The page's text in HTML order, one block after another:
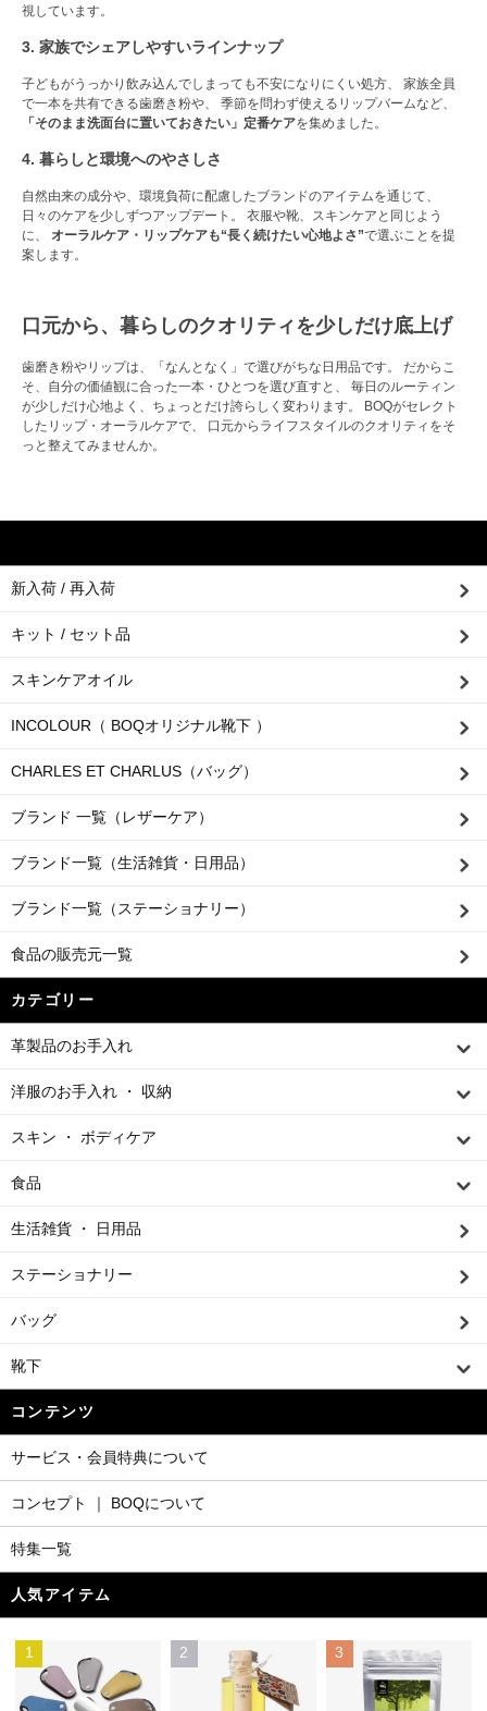
視しています。
3. 家族でシェアしやすいラインナップ
子どもがうっかり飲み込んでしまっても不安になりにくい処方、 家族全員
で一本を共有できる歯磨き粉や、 季節を問わず使えるリップバームなど、
「そのまま洗面台に置いておきたい」定番ケアを集めました。
4. 暮らしと環境へのやさしさ
自然由来の成分や、環境負荷に配慮したブランドのアイテムを通じて、
日々のケアを少しずつアップデート。 衣服や靴、スキンケアと同じよう
に、 オーラルケア・リップケアも“長く続けたい心地よさ”で選ぶことを提
案します。
口元から、暮らしのクオリティを少しだけ底上げ
歯磨き粉やリップは、「なんとなく」で選びがちな日用品です。 だからこ
そ、自分の価値観に合った一本・ひとつを選び直すと、 毎日のルーティン
が少しだけ心地よく、ちょっとだけ誇らしく変わります。 BOQがセレクト
したリップ・オーラルケアで、 口元からライフスタイルのクオリティをそ
っと整えてみませんか。
新入荷 / 再入荷
キット / セット品
スキンケアオイル
INCOLOUR（ BOQオリジナル靴下 ）
CHARLES ET CHARLUS（バッグ）
ブランド 一覧（レザーケア）
ブランド一覧（生活雑貨・日用品）
ブランド一覧（ステーショナリー）
食品の販売元一覧
カテゴリー
革製品のお手入れ
洋服のお手入れ ・ 収納
スキン ・ ボディケア
食品
生活雑貨 ・ 日用品
ステーショナリー
バッグ
靴下
コンテンツ
サービス・会員特典について
コンセプト ｜ BOQについて
特集一覧
人気アイテム
1 2 3